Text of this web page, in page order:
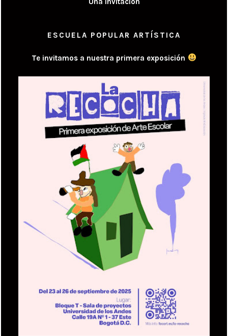
ESCUELA POPULAR ARTÍSTICA
Te invitamos a nuestra primera exposición